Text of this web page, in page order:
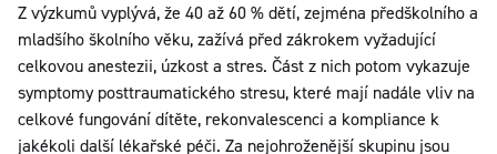
Z výzkumů vyplývá, že 40 až 60 % dětí, zejména předškolního a
mladšího školního věku, zažívá před zákrokem vyžadující
celkovou anestezii, úzkost a stres. Část z nich potom vykazuje
symptomy posttraumatického stresu, které mají nadále vliv na
celkové fungování dítěte, rekonvalescenci a kompliance k
jakékoli další lékařské péči. Za nejohroženější skupinu jsou